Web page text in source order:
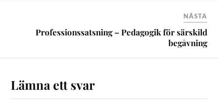
NÄSTA
Professionssatsning – Pedagogik för särskild
begåvning
Lämna ett svar